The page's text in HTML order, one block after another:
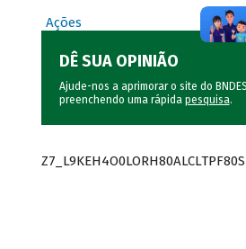
Ações
DÊ SUA OPINIÃO
Ajude-nos a aprimorar o site do BNDES
preenchendo uma rápida pesquisa.